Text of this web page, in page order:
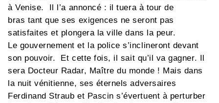
à Venise. Il l’a annoncé : il tuera à tour de
bras tant que ses exigences ne seront pas
satisfaites et plongera la ville dans la peur.
Le gouvernement et la police s’inclineront devant
son pouvoir. Et cette fois, il sait qu’il va gagner. Il
sera Docteur Radar, Maître du monde ! Mais dans
la nuit vénitienne, ses éternels adversaires
Ferdinand Straub et Pascin s’évertuent à perturber